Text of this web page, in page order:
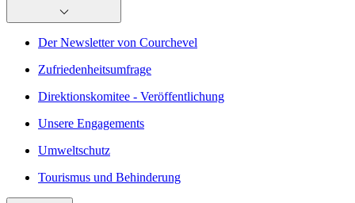
Der Newsletter von Courchevel
Zufriedenheitsumfrage
Direktionskomitee - Veröffentlichung
Unsere Engagements
Umweltschutz
Tourismus und Behinderung